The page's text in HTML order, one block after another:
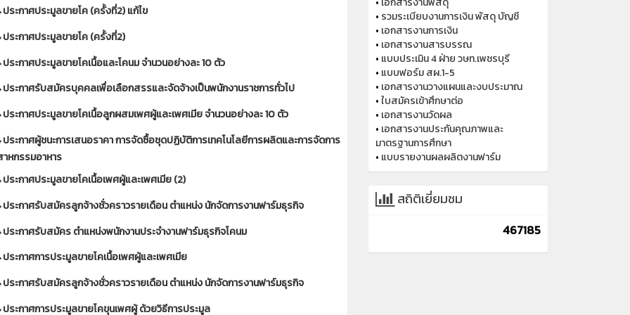
ประกาศประมูลขายโค (ครั้งที่2) แก้ไข
ประกาศประมูลขายโค (ครั้งที่2)
ประกาศประมูลขายโคเนื้อและโคนม จำนวนอย่างละ 10 ตัว
ประกาศรับสมัครบุคคลเพื่อเลือกสรรและจัดจ้างเป็นพนักงานราชการทั่วไป
ประกาศประมูลขายโคเนื้อลูกผสมเพศผู้และเพศเมีย จำนวนอย่างละ 10 ตัว
ประกาศผู้ชนะการเสนอราคา การจัดซื้อชุดปฏิบัติการเทคโนโลยีการผลิตและการจัดการ
หกรรมอาหาร
ประกาศประมูลขายโคเนื้อเพศผู้และเพศเมีย (2)
ประกาศรับสมัครลูกจ้างชั่วคราวรายเดือน ตำแหน่ง นักจัดการงานฟาร์มธุรกิจ
ประกาศรับสมัคร ตำแหน่งพนักงานประจำงานฟาร์มธุรกิจโคนม
ประกาศการประมูลขายโคเนื้อเพศผู้และเพศเมีย
ประกาศรับสมัครลูกจ้างชั่วคราวรายเดือน ตำแหน่ง นักจัดการงานฟาร์มธุรกิจ
• เอกสารงานพัสดุ
• รวมระเบียบงานการเงิน พัสดุ บัญชี
• เอกสารงานการเงิน
• เอกสารงานสารบรรณ
• แบบประเมิน 4 ฝ่าย วษท.เพชรบุรี
• แบบฟอร์ม สผ.1-5
• เอกสารงานวางแผนและงบประมาณ
• ใบสมัครเข้าศึกษาต่อ
• เอกสารงานวัดผล
• เอกสารงานประกันคุณภาพและ
มาตรฐานการศึกษา
• แบบรายงานผลผลิตงานฟาร์ม
สถิติเยี่ยมชม
467185